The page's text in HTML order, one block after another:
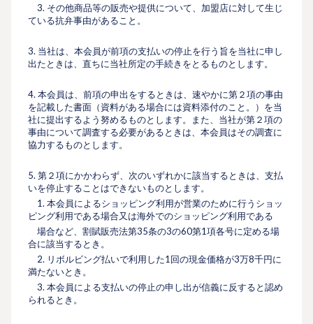
3. その他商品等の販売や提供について、加盟店に対して⽣じ
ている抗弁事由があること。
3. 当社は、本会員が前項の⽀払いの停⽌を⾏う旨を当社に申し
出たときは、直ちに当社所定の⼿続きをとるものとします。
4. 本会員は、前項の申出をするときは、速やかに第２項の事由
を記載した書⾯（資料がある場合には資料添付のこと。）を当
社に提出するよう努めるものとします。また、当社が第２項の
事由について調査する必要があるときは、本会員はその調査に
協⼒するものとします。
5. 第２項にかかわらず、次のいずれかに該当するときは、⽀払
いを停⽌することはできないものとします。
1. 本会員によるショッピング利⽤が営業のために⾏うショッ
ピング利⽤である場合又は海外でのショッピング利⽤である
場合など、割賦販売法第35条の3の60第1項各号に定める場
合に該当するとき。
2. リボルビング払いで利⽤した1回の現⾦価格が3万8千円に
満たないとき。
3. 本会員による⽀払いの停⽌の申し出が信義に反すると認め
られるとき。